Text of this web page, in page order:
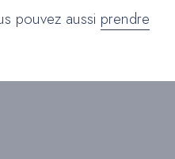
pouvez aussi prendre